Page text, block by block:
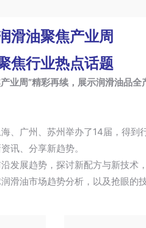
滑油聚焦产业周
焦行业热点话题
业周”精彩再续，展示润滑油品
、广州、苏州举办了14届，得到
讯、分享新趋势。
发展趋势，探讨新配方与新技术
滑油市场趋势分析，以及抢眼的